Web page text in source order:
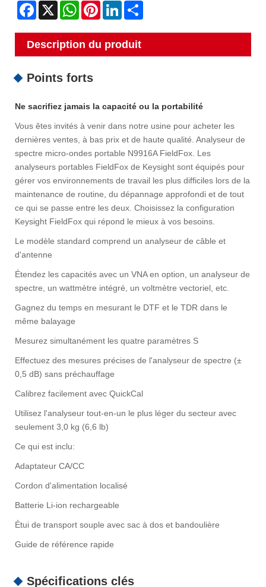
Facebook
X WhatsAppPinterestLinkedIn
Description du produit
Points forts
Ne sacrifiez jamais la capacité ou la portabilité
Vous êtes invités à venir dans notre usine pour acheter les
dernières ventes, à bas prix et de haute qualité. Analyseur de
spectre micro-ondes portable N9916A FieldFox. Les
analyseurs portables FieldFox de Keysight sont équipés pour
gérer vos environnements de travail les plus difficiles lors de la
maintenance de routine, du dépannage approfondi et de tout
ce qui se passe entre les deux. Choisissez la configuration
Keysight FieldFox qui répond le mieux à vos besoins.
Le modèle standard comprend un analyseur de câble et
d'antenne
Étendez les capacités avec un VNA en option, un analyseur de
spectre, un wattmètre intégré, un voltmètre vectoriel, etc.
Gagnez du temps en mesurant le DTF et le TDR dans le
même balayage
Mesurez simultanément les quatre paramètres S
Effectuez des mesures précises de l'analyseur de spectre (±
0,5 dB) sans préchauffage
Calibrez facilement avec QuickCal
Utilisez l'analyseur tout-en-un le plus léger du secteur avec
seulement 3,0 kg (6,6 lb)
Ce qui est inclu:
Adaptateur CA/CC
Cordon d'alimentation localisé
Batterie Li-ion rechargeable
Étui de transport souple avec sac à dos et bandoulière
Guide de référence rapide
Spécifications clés